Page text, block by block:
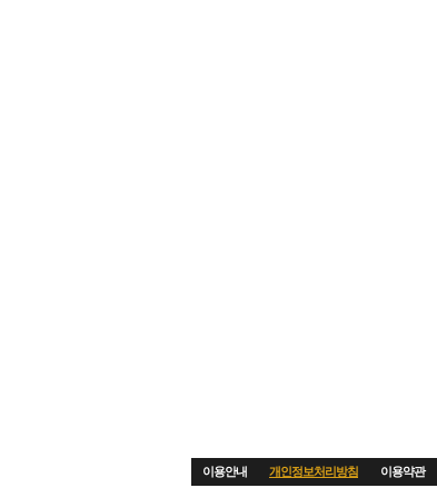
이용안내 개인정보처리방침 이용약관